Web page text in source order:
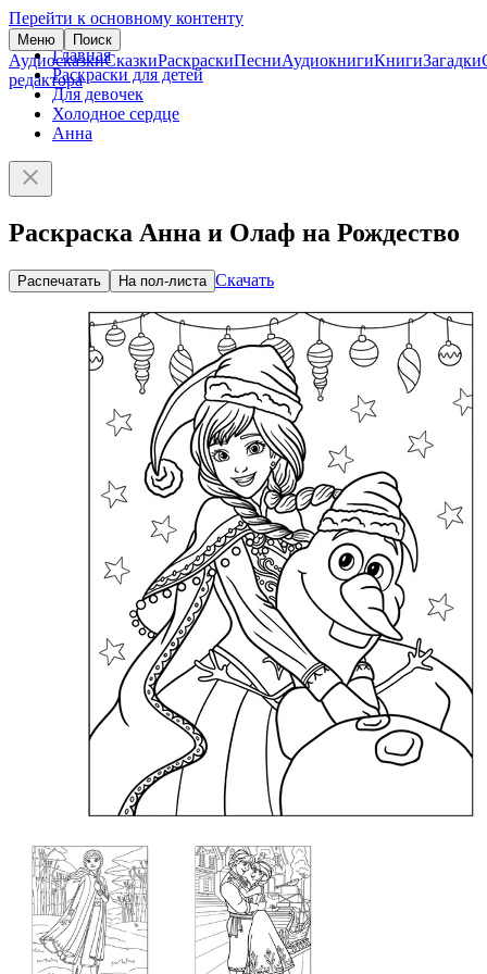
Перейти к основному контенту
Меню Поиск
АудиосказкиСказкиРаскраскиПесниАудиокнигиКнигиЗагадки
редактора
Главная
Раскраски для детей
Для девочек
Холодное сердце
Анна
Раскраска Анна и Олаф на Рождество
Распечатать На пол-листа Скачать